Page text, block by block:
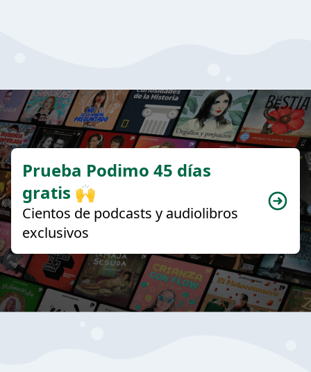
Prueba Podimo 45 días
gratis 🙌
Cientos de podcasts y audiolibros
exclusivos